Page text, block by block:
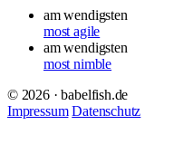
am wendigsten
most agile
am wendigsten
most nimble
© 2026 · babelfish.de
Impressum Datenschutz